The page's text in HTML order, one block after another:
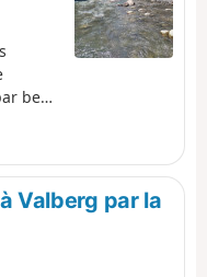
beau
aux
est
Valberg par la